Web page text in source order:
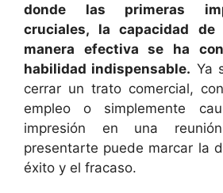
donde las primeras
cruciales, la capacidad de
manera efectiva se ha
habilidad indispensable. Ya
cerrar un trato comercial,
empleo o simplemente
impresión en una
presentarte puede marcar la
éxito y el fracaso.